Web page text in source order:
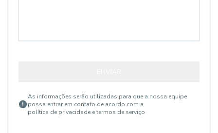
As informações serão utilizadas para que a nossa equipe
possa entrar em contato de acordo com a
política de privacidade e termos de serviço